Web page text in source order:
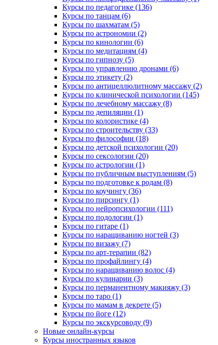
Курсы по педагогике (136)
Курсы по танцам (6)
Курсы по шахматам (5)
Курсы по астрономии (2)
Курсы по кинологии (6)
Курсы по медитациям (4)
Курсы по гипнозу (5)
Курсы по управлению дронами (6)
Курсы по этикету (2)
Курсы по антицеллюлитному массажу (2)
Курсы по клинической психологии (145)
Курсы по лечебному массажу (8)
Курсы по депиляции (1)
Курсы по колористике (4)
Курсы по строительству (33)
Курсы по философии (18)
Курсы по детской психологии (20)
Курсы по сексологии (20)
Курсы по астрологии (1)
Курсы по публичным выступлениям (5)
Курсы по подготовке к родам (8)
Курсы по коучингу (36)
Курсы по пирсингу (1)
Курсы по нейропсихологии (111)
Курсы по подологии (1)
Курсы по гитаре (1)
Курсы по наращиванию ногтей (3)
Курсы по визажу (7)
Курсы по арт-терапии (82)
Курсы по профайлингу (4)
Курсы по наращиванию волос (4)
Курсы по кулинарии (3)
Курсы по перманентному макияжу (3)
Курсы по таро (1)
Курсы по мамам в декрете (5)
Курсы по йоге (12)
Курсы по экскурсоводу (9)
Новые онлайн‑курсы
Курсы иностранных языков